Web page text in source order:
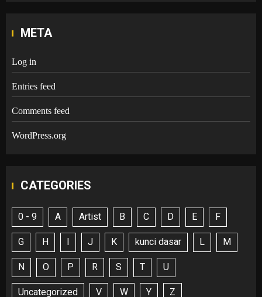
META
Log in
Entries feed
Comments feed
WordPress.org
CATEGORIES
0 - 9 A Artist B C D E F
G H I J K kunci dasar L M
N O P R S T U
Uncategorized V W Y Z